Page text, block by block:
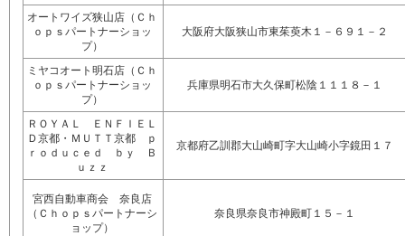
オートワイズ狭山店（Ｃｈ
ｏｐｓパートナーショッ
プ）
大阪府大阪狭山市東茱萸木１－６９１－２
ミヤコオート明石店（Ｃｈ
ｏｐｓパートナーショッ
プ）
兵庫県明石市大久保町松陰１１１８－１
ＲＯＹＡＬ ＥＮＦＩＥＬ
Ｄ京都・ＭＵＴＴ京都 ｐ
ｒｏｄｕｃｅｄ ｂｙ Ｂ
ｕｚｚ
京都府乙訓郡大山崎町字大山崎小字鏡田１７
宮西自動車商会 奈良店
（Ｃｈｏｐｓパートナーシ
ョップ）
奈良県奈良市神殿町１５－１